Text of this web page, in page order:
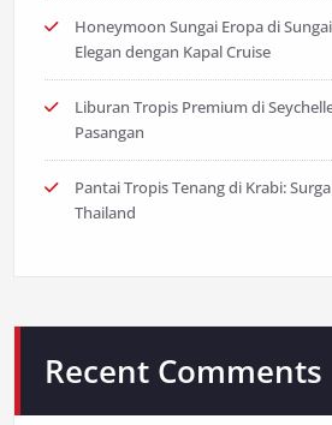
Honeymoon Sungai Eropa di
Elegan dengan Kapal Cruise
Liburan Tropis Premium di
Pasangan
Pantai Tropis Tenang di Krabi:
Thailand
Recent Comments